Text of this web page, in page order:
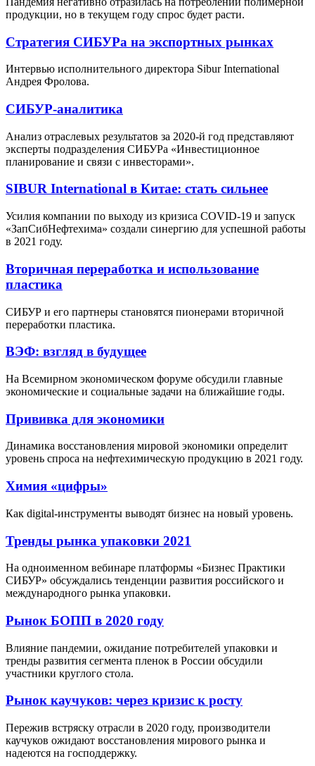
продукции, но в текущем году спрос будет расти.
Стратегия СИБУРа на экспортных рынках
Интервью исполнительного директора Sibur International
Андрея Фролова.
СИБУР-аналитика
Анализ отраслевых результатов за 2020-й год представляют
эксперты подразделения СИБУРа «Инвестиционное
планирование и связи с инвесторами».
SIBUR International в Китае: стать сильнее
Усилия компании по выходу из кризиса COVID-19 и запуск
«ЗапСибНефтехима» создали синергию для успешной работы
в 2021 году.
Вторичная переработка и использование
пластика
СИБУР и его партнеры становятся пионерами вторичной
переработки пластика.
ВЭФ: взгляд в будущее
На Всемирном экономическом форуме обсудили главные
экономические и социальные задачи на ближайшие годы.
Прививка для экономики
Динамика восстановления мировой экономики определит
уровень спроса на нефтехимическую продукцию в 2021 году.
Химия «цифры»
Как digital-инструменты выводят бизнес на новый уровень.
Тренды рынка упаковки 2021
На одноименном вебинаре платформы «Бизнес Практики
СИБУР» обсуждались тенденции развития российского и
международного рынка упаковки.
Рынок БОПП в 2020 году
Влияние пандемии, ожидание потребителей упаковки и
тренды развития сегмента пленок в России обсудили
участники круглого стола.
Рынок каучуков: через кризис к росту
Пережив встряску отрасли в 2020 году, производители
каучуков ожидают восстановления мирового рынка и
надеются на господдержку.